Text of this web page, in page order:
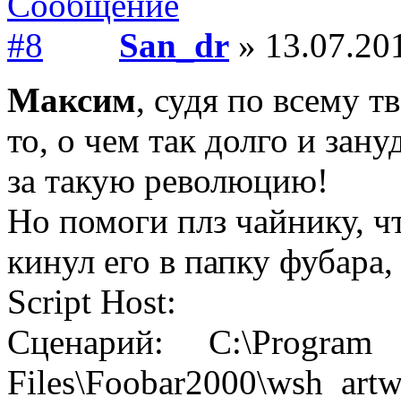
San_dr »
Максим, судя по всему
то, о чем так долго и
за такую революцию!
Но помоги плз чайнику,
кинул его в папку
Script Host:
Сценарий: C:\Program